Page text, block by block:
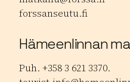
forssanseutu.fi
Hämeenlinnan
Puh. +358 3 621 3370.